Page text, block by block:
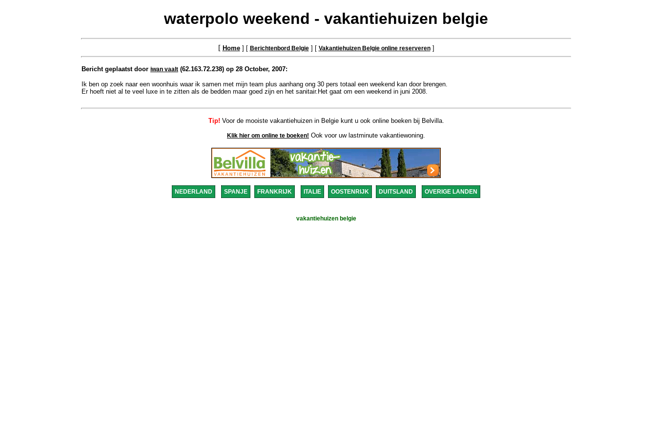
waterpolo weekend - vakantiehuizen belgie
[ Home] [ Berichtenbord Belgie] [ Vakantiehuizen Belgie online reserveren]
Bericht geplaatst door iwan vaalt (62.163.72.238) op 28 October, 2007:
Ik ben op zoek naar een woonhuis waar ik samen met mijn team plus aanhang ong 30 pers totaal een weekend kan door brengen.
Er hoeft niet al te veel luxe in te zitten als de bedden maar goed zijn en het sanitair.Het gaat om een weekend in juni 2008.
Tip! Voor de mooiste vakantiehuizen in Belgie kunt u ook online boeken bij Belvilla.
Klik hier om online te boeken! Ook voor uw lastminute vakantiewoning.
NEDERLAND SPANJE FRANKRIJK ITALIE OOSTENRIJK DUITSLAND OVERIGE LANDEN
vakantiehuizen belgie